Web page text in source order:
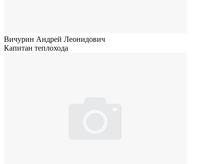
Вичурин Андрей Леонидович
Капитан теплохода